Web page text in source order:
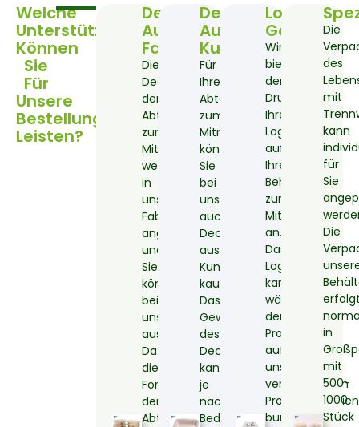
Welche
Unterstützung
Können
Sie
Für
Unsere
Bestellung
Leisten?
Deckel
Aus
Faserzellstoff
Die
Deckel
der
Abteilboxen
zum
Mitnehmen
werden
in
unserer
Fabrik
angepasst
und
Sie
können
bei
uns
auswählen.
Da
die
Formen
der
Abteilbehälter
Deckel
Aus
Kunststoff
Für
Ihre
Abteilboxen
zum
Mitnehmen
können
Sie
bei
uns
auch
Deckel
aus
Kunststoff
kaufen.
Das
Gewicht
des
Deckels
kann
je
nach
Bedarf
Logo
Gedruckt
Wir
bieten
den
Druck
Ihres
Logos
auf
Ihre
Behälter
zum
Mitnehmen
an.
Das
Logo
kann
während
der
Produktion
auf
unseren
verschiedenen
Produktionslinien
bunt,
Die
des
mit
kann
für
Sie
Die
in
mit
500-
1000
Stück